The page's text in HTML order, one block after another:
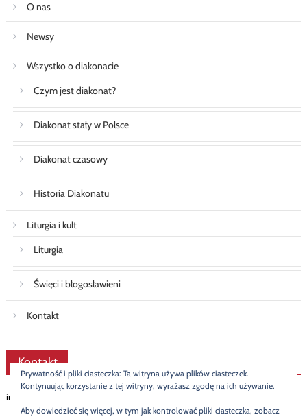
O nas
Newsy
Wszystko o diakonacie
Czym jest diakonat?
Diakonat stały w Polsce
Diakonat czasowy
Historia Diakonatu
Liturgia i kult
Liturgia
Święci i błogosławieni
Kontakt
Kontakt
info@diakonat.pl
Prywatność i pliki ciasteczka: Ta witryna używa plików ciasteczek.
Kontynuując korzystanie z tej witryny, wyrażasz zgodę na ich używanie.
Aby dowiedzieć się więcej, w tym jak kontrolować pliki ciasteczka, zobacz